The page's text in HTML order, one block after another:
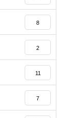
8
2
11
7